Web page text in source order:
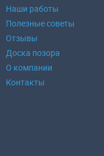
Наши работы
Полезные советы
Отзывы
Доска позора
О компании
Контакты